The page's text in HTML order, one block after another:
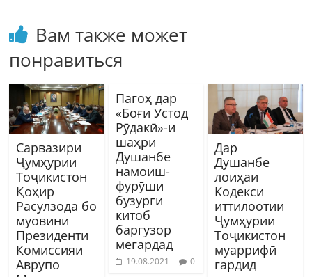
Вам также может
понравиться
Сарвазири
Ҷумҳурии
Тоҷикистон
Қоҳир
Расулзода бо
муовини
Президенти
Комиссияи
Аврупо
Пагоҳ дар
«Боғи Устод
Рӯдакӣ»-и
шаҳри
Душанбе
намоиш-
фурӯши
бузурги
китоб
баргузор
мегардад
19.08.2021 0
Дар
Душанбе
лоиҳаи
Кодекси
иттилоотии
Ҷумҳурии
Тоҷикистон
муаррифӣ
гардид